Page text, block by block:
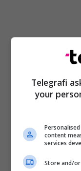
Pthp-Maqedoni
Telegrafi
your
content
services
Store and/